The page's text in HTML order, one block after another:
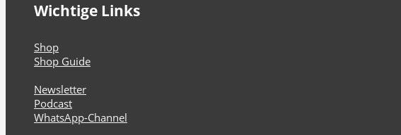
Wichtige Links
Shop
Shop Guide
Newsletter
Podcast
WhatsApp-Channel